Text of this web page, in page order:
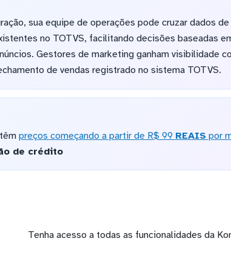
sua equipe de operações pode cruzar dados
no TOTVS, facilitando decisões baseadas
Gestores de marketing ganham visibilidade
de vendas registrado no sistema TOTVS.
preços começando a partir de R$ 99 REAIS por
de crédito
Tenha acesso a todas as funcionalidades da